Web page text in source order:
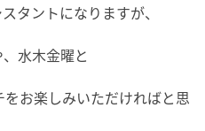
タントになりますが、
水木金曜と
お楽しみいただければと思